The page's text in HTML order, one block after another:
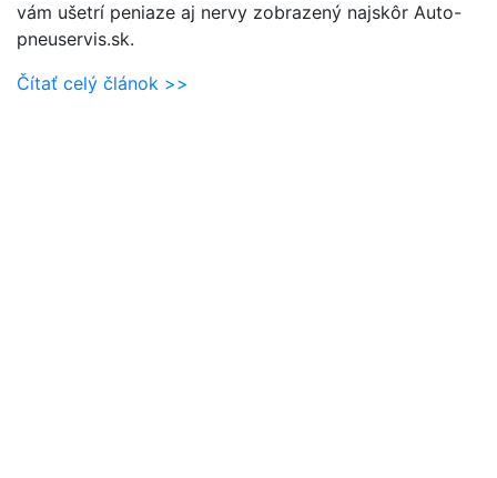
vám ušetrí peniaze aj nervy zobrazený najskôr Auto-
pneuservis.sk.
Čítať celý článok >>